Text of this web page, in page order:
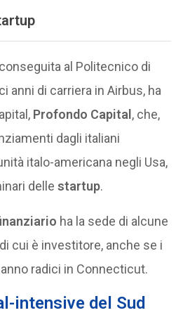
al Politecnico di
anni di carriera in Airbus, ha
Profondo Capital, che,
dagli italiani
italo-americana negli Usa,
dellestartup.
ha la sede di alcune
cui è investitore, anche se i
radici in Connecticut.
intensive del Sud